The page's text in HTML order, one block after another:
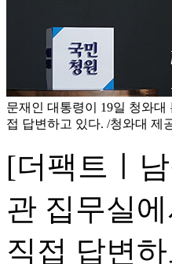
문재인 대통령이 19일 청와대
접 답변하고 있다. /청와대 제
[더팩트ㅣ
관 집무실
직접 답변